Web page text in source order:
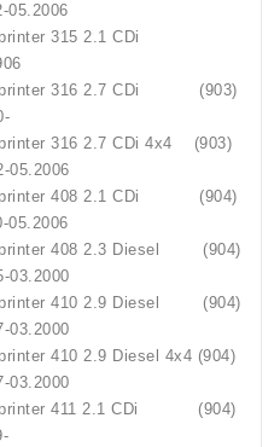
05.2006
315 2.1 CDi
316 2.7 CDi (903)
316 2.7 CDi 4x4 (903)
05.2006
408 2.1 CDi (904)
05.2006
408 2.3 Diesel (904)
03.2000
410 2.9 Diesel (904)
03.2000
410 2.9 Diesel 4x4 (904)
03.2000
411 2.1 CDi (904)